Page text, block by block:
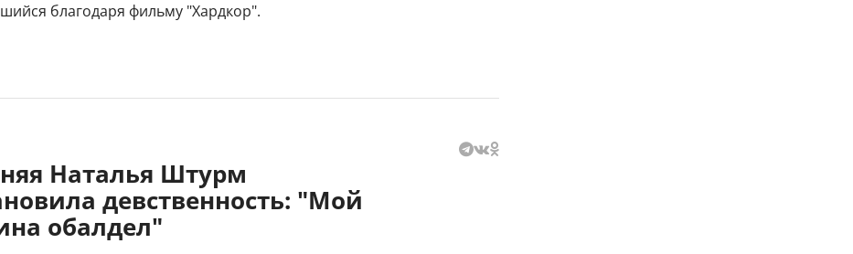
благодаря фильму "Хардкор".
Наталья Штурм
девственность: "Мой
обалдел"